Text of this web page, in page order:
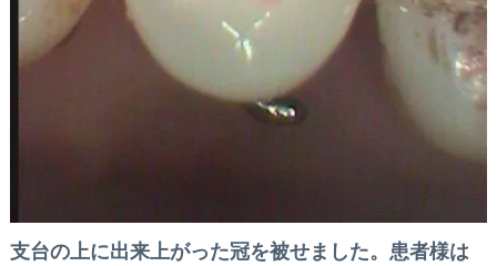
支台の上に出来上がった冠を被せました。患者様は